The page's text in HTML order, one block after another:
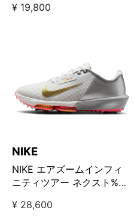
¥ 19,800
NIKE
NIKE エアズームインフィ
ニティツアー ネクスト%
¥ 28,600